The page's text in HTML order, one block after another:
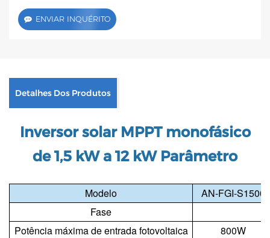
ENVIAR INQUÉRITO
Detalhes Dos Produtos
Inversor solar MPPT monofásico
de 1,5 kW a 12 kWParâmetro
Modelo
AN-FGI-S1500
Fase
Potência máxima de entrada fotovoltaica
800W